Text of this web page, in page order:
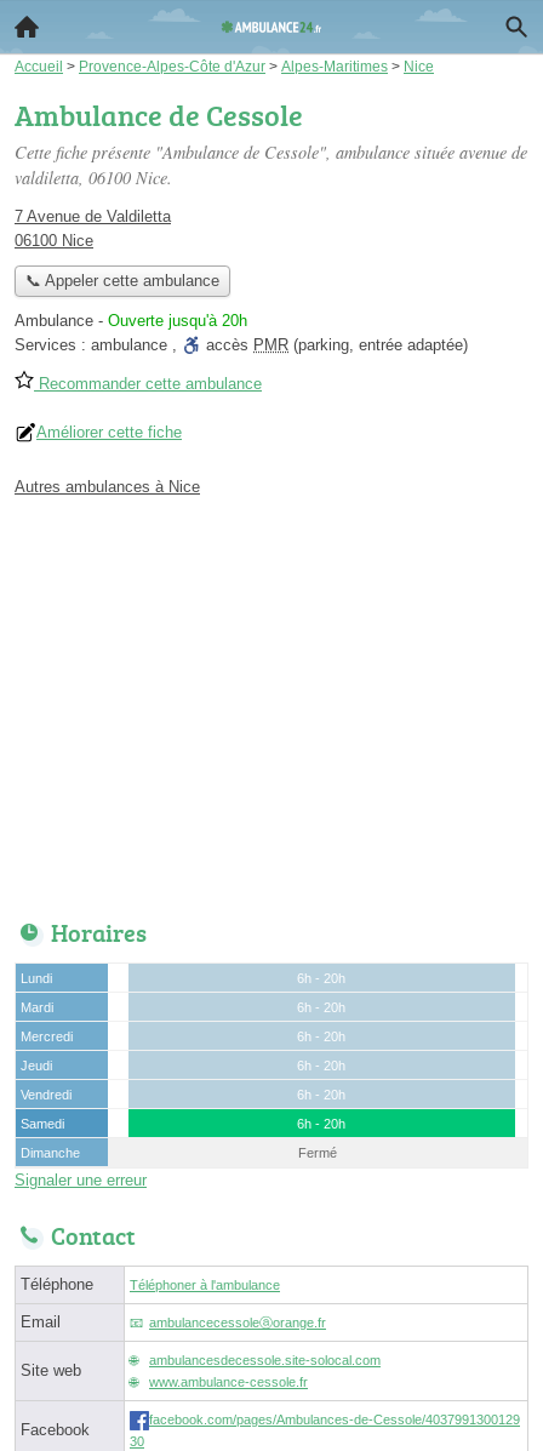
Accueil > Provence-Alpes-Côte d'Azur > Alpes-Maritimes > Nice
Ambulance de Cessole
Cette fiche présente "Ambulance de Cessole", ambulance située avenue de
valdiletta, 06100 Nice.
7 Avenue de Valdiletta
06100 Nice
📞 Appeler cette ambulance
Ambulance - Ouverte jusqu'à 20h
Services : ambulance , accès PMR (parking, entrée adaptée)
Recommander cette ambulance
Améliorer cette fiche
Autres ambulances à Nice
Horaires
Lundi
6h - 20h
Mardi
6h - 20h
Mercredi
6h - 20h
Jeudi
6h - 20h
Vendredi
6h - 20h
Samedi
6h - 20h
Dimanche
Fermé
Signaler une erreur
Contact
Téléphone Téléphoner à l'ambulance
Email ambulancecessoleⓐorange.fr
Site web
ambulancesdecessole.site-solocal.com
www.ambulance-cessole.fr
Facebook
facebook.com/pages/Ambulances-de-Cessole/4037991300129
30